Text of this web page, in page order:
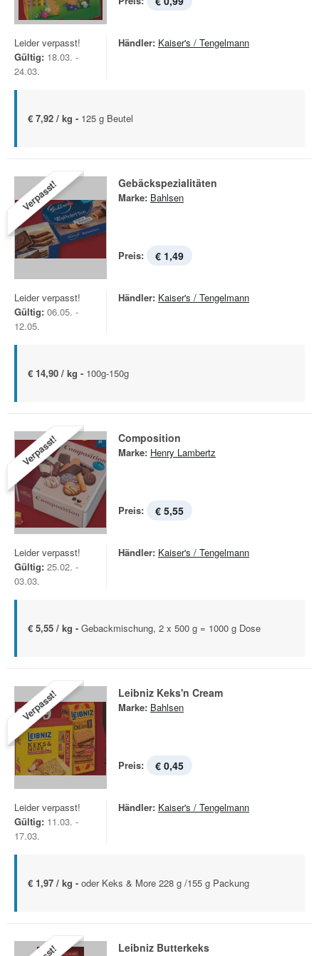
Leider verpasst!
Gültig: 18.03. -
24.03.
Händler: Kaiser's / Tengelmann
€ 7,92 / kg - 125 g Beutel
Verpasst! Gebäckspezialitäten
Marke: Bahlsen
Preis: € 1,49
Leider verpasst!
Gültig: 06.05. -
12.05.
Händler: Kaiser's / Tengelmann
€ 14,90 / kg - 100g-150g
Verpasst! Composition
Marke: Henry Lambertz
Preis: € 5,55
Leider verpasst!
Gültig: 25.02. -
03.03.
Händler: Kaiser's / Tengelmann
€ 5,55 / kg - Gebackmischung, 2 x 500 g = 1000 g Dose
Verpasst! Leibniz Keks'n Cream
Marke: Bahlsen
Preis: € 0,45
Leider verpasst!
Gültig: 11.03. -
17.03.
Händler: Kaiser's / Tengelmann
€ 1,97 / kg - oder Keks & More 228 g /155 g Packung
Leibniz Butterkeks